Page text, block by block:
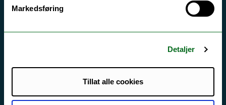
Markedsføring
Detaljer
Tillat alle cookies